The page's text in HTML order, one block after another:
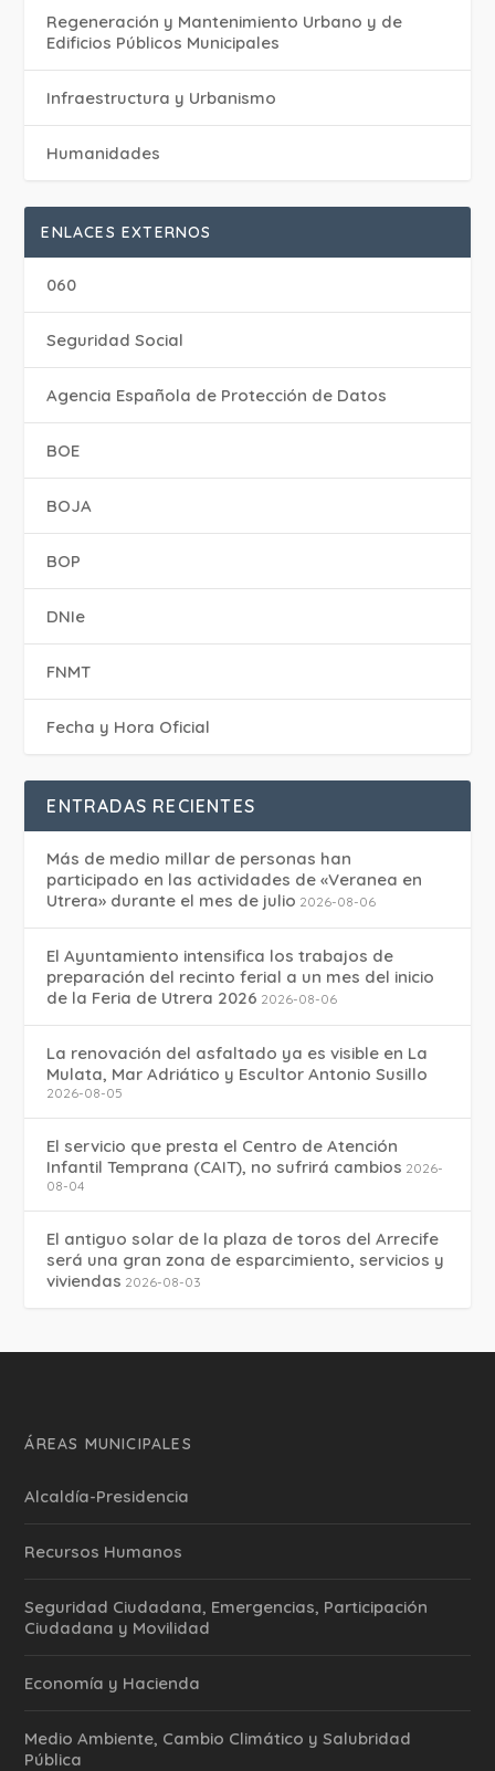
Regeneración y Mantenimiento Urbano y de
Edificios Públicos Municipales
Infraestructura y Urbanismo
Humanidades
ENLACES EXTERNOS
060
Seguridad Social
Agencia Española de Protección de Datos
BOE
BOJA
BOP
DNIe
FNMT
Fecha y Hora Oficial
ENTRADAS RECIENTES
Más de medio millar de personas han
participado en las actividades de «Veranea en
Utrera» durante el mes de julio 2026-08-06
El Ayuntamiento intensifica los trabajos de
preparación del recinto ferial a un mes del inicio
de la Feria de Utrera 2026 2026-08-06
La renovación del asfaltado ya es visible en La
Mulata, Mar Adriático y Escultor Antonio Susillo
2026-08-05
El servicio que presta el Centro de Atención
Infantil Temprana (CAIT), no sufrirá cambios 2026-
08-04
El antiguo solar de la plaza de toros del Arrecife
será una gran zona de esparcimiento, servicios y
viviendas 2026-08-03
ÁREAS MUNICIPALES
Alcaldía-Presidencia
Recursos Humanos
Seguridad Ciudadana, Emergencias, Participación
Ciudadana y Movilidad
Economía y Hacienda
Medio Ambiente, Cambio Climático y Salubridad
Pública